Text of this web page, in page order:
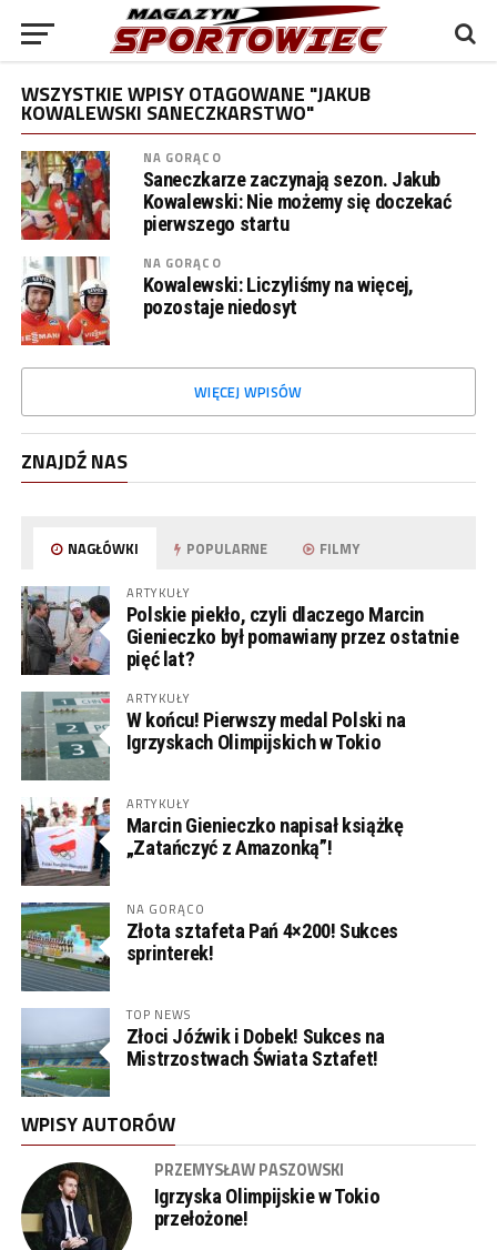
WSZYSTKIE WPISY OTAGOWANE "JAKUB
KOWALEWSKI SANECZKARSTWO"
NA GORĄCO
Saneczkarze zaczynają sezon. Jakub
Kowalewski: Nie możemy się doczekać
pierwszego startu
NA GORĄCO
Kowalewski: Liczyliśmy na więcej,
pozostaje niedosyt
WIĘCEJ WPISÓW
ZNAJDŹ NAS
NAGŁÓWKI POPULARNE FILMY
ARTYKUŁY
Polskie piekło, czyli dlaczego Marcin
Gienieczko był pomawiany przez ostatnie
pięć lat?
ARTYKUŁY
W końcu! Pierwszy medal Polski na
Igrzyskach Olimpijskich w Tokio
ARTYKUŁY
Marcin Gienieczko napisał książkę
„Zatańczyć z Amazonką”!
NA GORĄCO
Złota sztafeta Pań 4×200! Sukces
sprinterek!
TOP NEWS
Złoci Jóźwik i Dobek! Sukces na
Mistrzostwach Świata Sztafet!
WPISY AUTORÓW
PRZEMYSŁAW PASZOWSKI
Igrzyska Olimpijskie w Tokio
przełożone!